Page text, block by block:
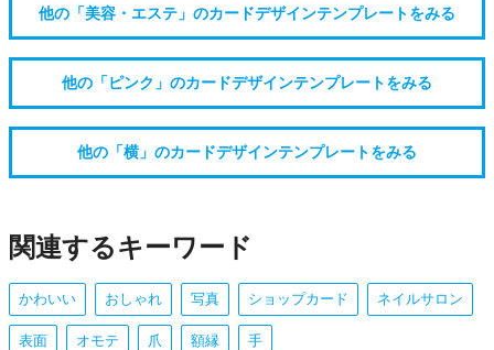
他の「美容・エステ」のカードデザインテンプレートをみる
他の「ピンク」のカードデザインテンプレートをみる
他の「横」のカードデザインテンプレートをみる
関連するキーワード
かわいい おしゃれ 写真 ショップカード ネイルサロン
表面 オモテ 爪 額縁 手